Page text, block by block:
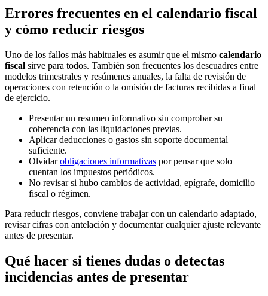
Errores frecuentes en el calendario fiscal
y cómo reducir riesgos
Uno de los fallos más habituales es asumir que el mismo calendario
fiscal sirve para todos. También son frecuentes los descuadres entre
modelos trimestrales y resúmenes anuales, la falta de revisión de
operaciones con retención o la omisión de facturas recibidas a final
de ejercicio.
Presentar un resumen informativo sin comprobar su
coherencia con las liquidaciones previas.
Aplicar deducciones o gastos sin soporte documental
suficiente.
Olvidarobligaciones informativas por pensar que solo
cuentan los impuestos periódicos.
No revisar si hubo cambios de actividad, epígrafe, domicilio
fiscal o régimen.
Para reducir riesgos, conviene trabajar con un calendario adaptado,
revisar cifras con antelación y documentar cualquier ajuste relevante
antes de presentar.
Qué hacer si tienes dudas o detectas
incidencias antes de presentar